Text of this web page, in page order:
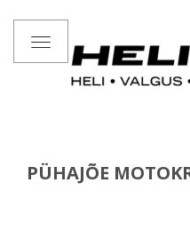
Toggle
navigation
PÜHAJÕE